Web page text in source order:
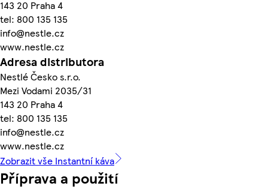
143 20 Praha 4
tel: 800 135 135
info@nestle.cz
www.nestle.cz
Adresa distributora
Nestlé Česko s.r.o.
Mezi Vodami 2035/31
143 20 Praha 4
tel: 800 135 135
info@nestle.cz
www.nestle.cz
Zobrazit vše Instantní káva
Příprava a použití